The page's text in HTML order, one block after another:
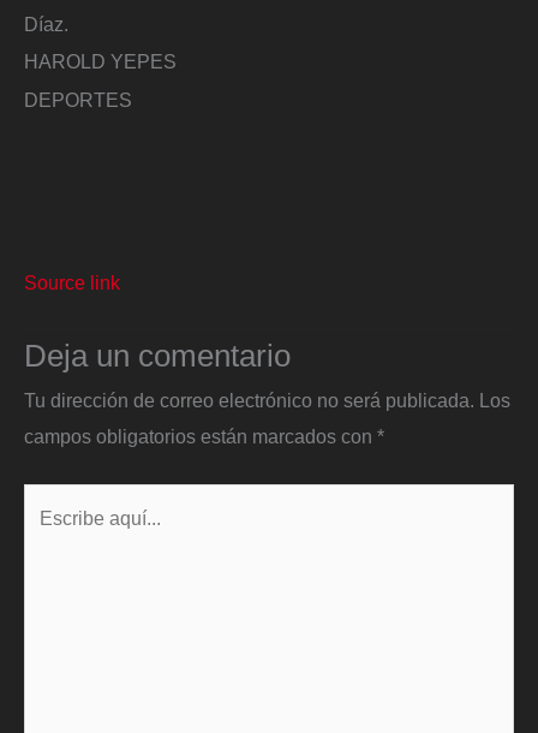
Díaz.
HAROLD YEPES
DEPORTES
Source link
Deja un comentario
Tu dirección de correo electrónico no será publicada.
Los
campos obligatorios están marcados con *